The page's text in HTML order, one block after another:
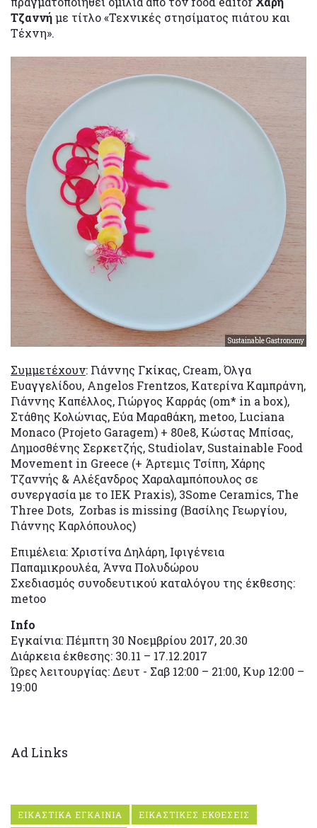
Τζαννήμε τίτλο «Τεχνικές στησίματος πιάτου και
Τέχνη».
Sustainable Gastronomy
Συμμετέχουν: Γιάννης Γκίκας, Cream, Όλγα
Ευαγγελίδου, Angelos Frentzos, Κατερίνα Καμπράνη,
Γιάννης Καπέλλος, Γιώργος Καρράς (om* in a box),
Στάθης Κολώνιας, Εύα Μαραθάκη, metoo, Luciana
Monaco (Projeto Garagem) + 80e8, Κώστας Μπίσας,
Δημοσθένης Σερκετζής, Studiolav, Sustainable Food
Movement in Greece (+ Άρτεμις Τσίπη, Χάρης
Τζαννής & Αλέξανδρος Χαραλαμπόπουλος σε
συνεργασία με το ΙΕΚ Praxis), 3Some Ceramics, The
Three Dots, Zorbas is missing (Βασίλης Γεωργίου,
Γιάννης Καρλόπουλος)
Επιμέλεια: Χριστίνα Δηλάρη, Ιφιγένεια
Παπαμικρουλέα, Άννα Πολυδώρου
Σχεδιασμός συνοδευτικού καταλόγου της έκθεσης:
metoo
Info
Εγκαίνια: Πέμπτη 30 Νοεμβρίου 2017, 20.30
Διάρκεια έκθεσης: 30.11 – 17.12.2017
Ώρες λειτουργίας: Δευτ - Σαβ 12:00 – 21:00, Κυρ 12:00 –
19:00
Ad Links
ΕΙΚΑΣΤΙΚΑ ΕΓΚΑΙΝΙΑ
ΕΙΚΑΣΤΙΚΕΣ ΕΚΘΕΣΕΙΣ